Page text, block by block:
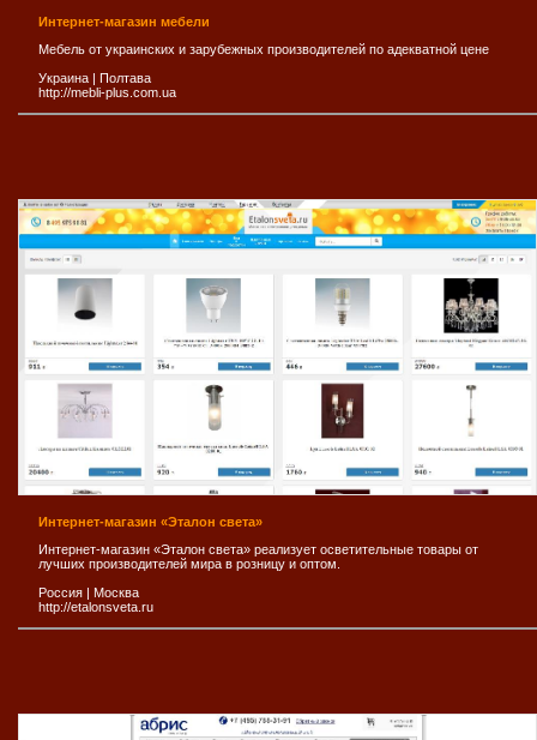
Интернет-магазин мебели
Мебель от украинских и зарубежных производителей по адекватной цене
Украина | Полтава
http://mebli-plus.com.ua
Интернет-магазин «Эталон света»
Интернет-магазин «Эталон света» реализует осветительные товары от
лучших производителей мира в розницу и оптом.
Россия | Москва
http://etalonsveta.ru